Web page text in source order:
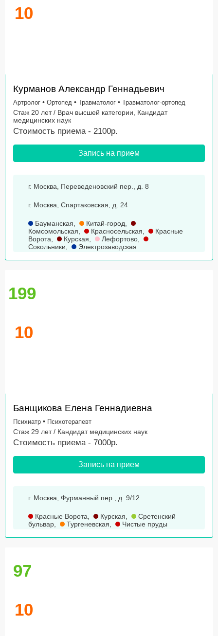
10
Курманов Александр Геннадьевич
Артролог • Ортопед • Травматолог • Травматолог-ортопед
Стаж 20 лет / Врач высшей категории, Кандидат
медицинских наук
Стоимость приема - 2100р.
Запись на прием
г. Москва, Переведеновский пер., д. 8
г. Москва, Спартаковская, д. 24
Бауманская, Китай-город,
Комсомольская, Красносельская,
Красные
Ворота, Курская, Лефортово,
Сокольники, Электрозаводская
199
10
Банщикова Елена Геннадиевна
Психиатр • Психотерапевт
Стаж 29 лет / Кандидат медицинских наук
Стоимость приема - 7000р.
Запись на прием
г. Москва, Фурманный пер., д. 9/12
Красные Ворота, Курская,
Сретенский
бульвар, Тургеневская, Чистые пруды
97
10